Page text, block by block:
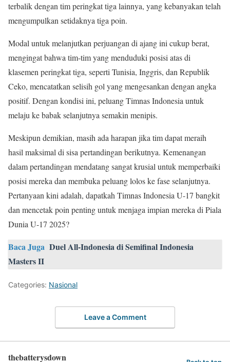
terbalik dengan tim peringkat tiga lainnya, yang kebanyakan telah
mengumpulkan setidaknya tiga poin.
Modal untuk melanjutkan perjuangan di ajang ini cukup berat,
mengingat bahwa tim-tim yang menduduki posisi atas di
klasemen peringkat tiga, seperti Tunisia, Inggris, dan Republik
Ceko, mencatatkan selisih gol yang mengesankan dengan angka
positif. Dengan kondisi ini, peluang Timnas Indonesia untuk
melaju ke babak selanjutnya semakin menipis.
Meskipun demikian, masih ada harapan jika tim dapat meraih
hasil maksimal di sisa pertandingan berikutnya. Kemenangan
dalam pertandingan mendatang sangat krusial untuk memperbaiki
posisi mereka dan membuka peluang lolos ke fase selanjutnya.
Pertanyaan kini adalah, dapatkah Timnas Indonesia U-17 bangkit
dan mencetak poin penting untuk menjaga impian mereka di Piala
Dunia U-17 2025?
Baca Juga Duel All-Indonesia di Semifinal Indonesia
Masters II
Categories: Nasional
Leave a Comment
thebatterysdown